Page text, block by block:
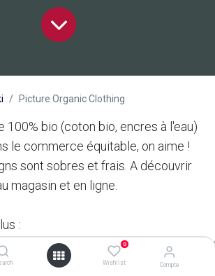
0
Wishlist Compte
Picture Organic Clothing
100% bio (coton bio, encres à l'eau)
le commerce équitable, on aime !
sont sobres et frais. A découvrir
magasin et en ligne.
: